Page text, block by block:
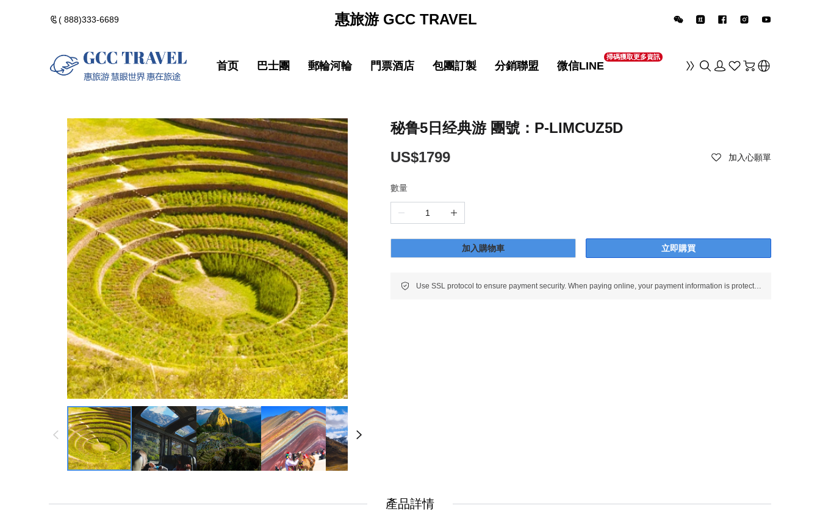
( 888)333-6689 惠旅游 GCC TRAVEL
黃石國家公園
加拿大落基山
美國西部遊
美國東部遊
夏威夷群島・精選
北極光觀測・精選
佛州陽光・美國城市
墨西哥 ・中南美洲
品質 亞洲精選
超值 亞洲精選
奢華 亞洲甄選
品質 歐洲環線
奢華 歐洲甄選
澳大利亞 新西蘭
非洲 中東 中亞
惠旅全球甄選
惠旅甄選火車系列
輕旅行(美洲)
輕旅行(歐洲)
New
New
河輪熱門路線
維京熱門路線(VIKING)
中文導遊河輪路線
郵輪品牌專區
精選酒店
點擊添加企業微信 點擊添加企業LINE
首页 巴士團
黃石國家公園
加拿大落基山
美國西部遊
美國東部遊
夏威夷群島・精選
北極光觀測・精選
佛州陽光・美國城市
墨西哥 ・中南美洲
品質 亞洲精選
超值 亞洲精選
奢華 亞洲甄選
品質 歐洲環線
奢華 歐洲甄選
澳大利亞 新西蘭
非洲 中東 中亞
惠旅全球甄選
輕旅行(美洲)
輕旅行(歐洲)
New
New
郵輪河輪
河輪熱門路線
維京熱門路線(VIKING)
中文導遊河輪路線
郵輪品牌專區
門票酒店
精選酒店
包團訂製 分銷聯盟 微信LINE
掃碼獲取更多資訊
點擊添加企業微信
秘鲁5日经典游 團號：P-LIMCUZ5D
US$1799
加入心願單
數量
加入購物車 立即購買
Use SSL protocol to ensure payment security. When paying online, your payment information is protected.
產品詳情